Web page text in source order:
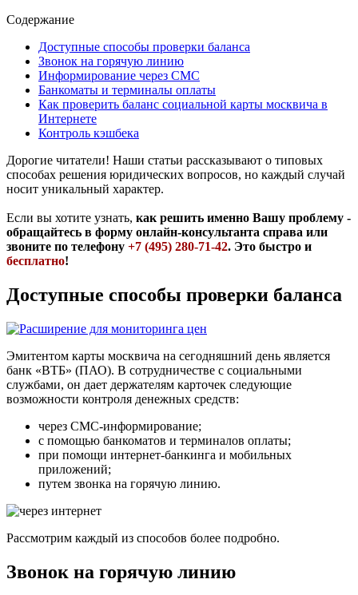
Содержание
Доступные способы проверки баланса
Звонок на горячую линию
Информирование через СМС
Банкоматы и терминалы оплаты
Как проверить баланс социальной карты москвича в
Интернете
Контроль кэшбека
Дорогие читатели! Наши статьи рассказывают о типовых
способах решения юридических вопросов, но каждый случай
носит уникальный характер.
Если вы хотите узнать, как решить именно Вашу проблему -
обращайтесь в форму онлайн-консультанта справа или
звоните по телефону +7 (495) 280-71-42. Это быстро и
бесплатно!
Доступные способы проверки баланса
Эмитентом карты москвича на сегодняшний день является
банк «ВТБ» (ПАО). В сотрудничестве с социальными
службами, он дает держателям карточек следующие
возможности контроля денежных средств:
через СМС-информирование;
с помощью банкоматов и терминалов оплаты;
при помощи интернет-банкинга и мобильных
приложений;
путем звонка на горячую линию.
Рассмотрим каждый из способов более подробно.
Звонок на горячую линию